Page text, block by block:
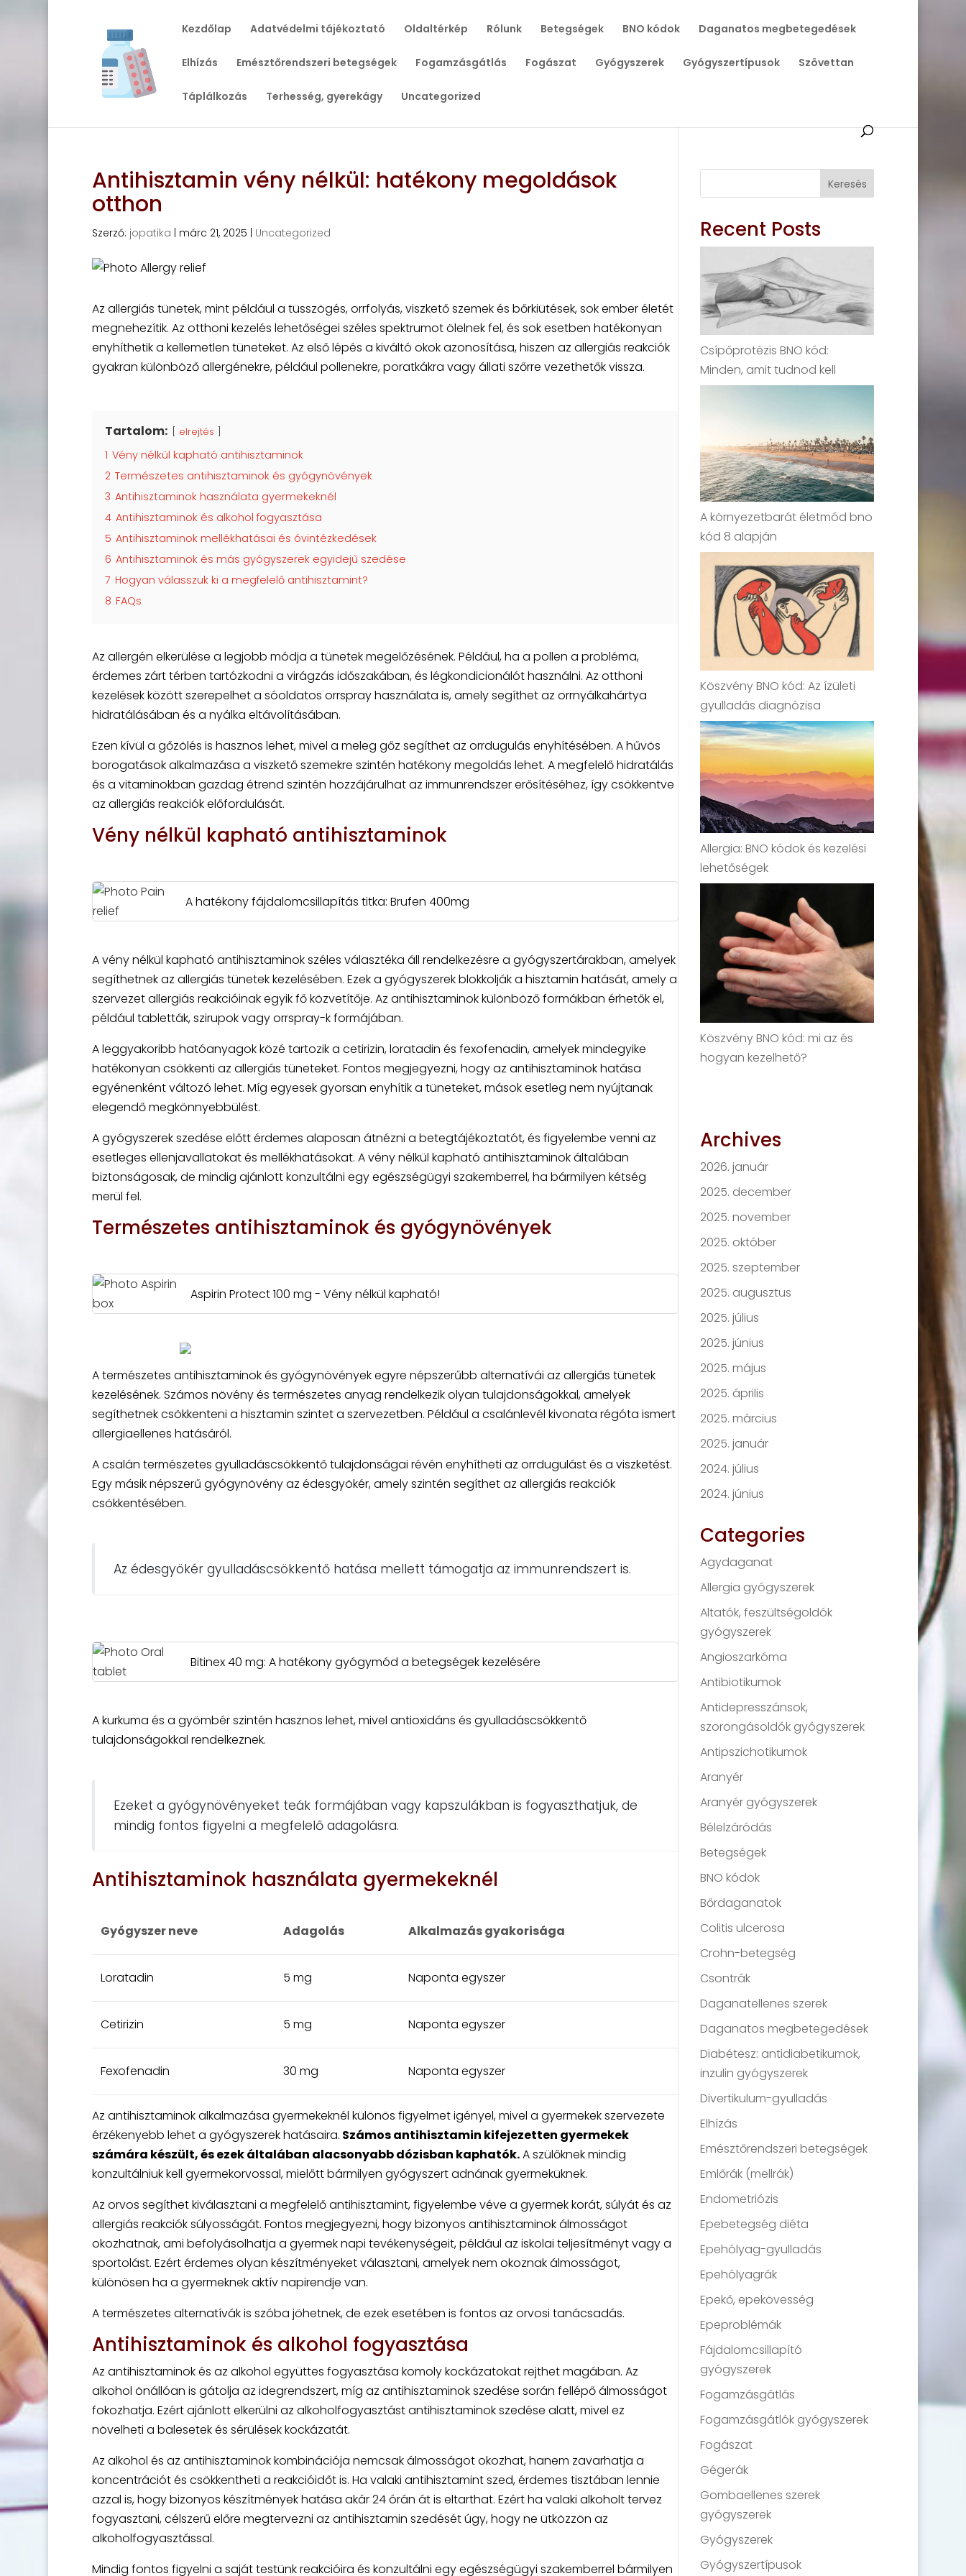
Kezdőlap Adatvédelmi tájékoztató Oldaltérkép Rólunk Betegségek BNO kódok Daganatos megbetegedések
Elhízás Emésztőrendszeri betegségek Fogamzásgátlás Fogászat Gyógyszerek Gyógyszertípusok Szövettan
Táplálkozás Terhesség, gyerekágy Uncategorized
Antihisztamin vény nélkül: hatékony megoldások
otthon
Szerző: jopatika márc 21, 2025 Uncategorized
Az allergiás tünetek, mint például a tüsszögés, orrfolyás, viszkető szemek és bőrkiütések, sok ember életét
megnehezítik. Az otthoni kezelés lehetőségei széles spektrumot ölelnek fel, és sok esetben hatékonyan
enyhíthetik a kellemetlen tüneteket. Az első lépés a kiváltó okok azonosítása, hiszen az allergiás reakciók
gyakran különböző allergénekre, például pollenekre, poratkákra vagy állati szőrre vezethetők vissza.
Tartalom: elrejtés
1 Vény nélkül kapható antihisztaminok
2 Természetes antihisztaminok és gyógynövények
3 Antihisztaminok használata gyermekeknél
4 Antihisztaminok és alkohol fogyasztása
5 Antihisztaminok mellékhatásai és óvintézkedések
6 Antihisztaminok és más gyógyszerek egyidejű szedése
7 Hogyan válasszuk ki a megfelelő antihisztamint?
8 FAQs
Az allergén elkerülése a legjobb módja a tünetek megelőzésének. Például, ha a pollen a probléma,
érdemes zárt térben tartózkodni a virágzás időszakában, és légkondicionálót használni. Az otthoni
kezelések között szerepelhet a sóoldatos orrspray használata is, amely segíthet az orrnyálkahártya
hidratálásában és a nyálka eltávolításában.
Ezen kívül a gőzölés is hasznos lehet, mivel a meleg gőz segíthet az orrdugulás enyhítésében. A hűvös
borogatások alkalmazása a viszkető szemekre szintén hatékony megoldás lehet. A megfelelő hidratálás
és a vitaminokban gazdag étrend szintén hozzájárulhat az immunrendszer erősítéséhez, így csökkentve
az allergiás reakciók előfordulását.
Vény nélkül kapható antihisztaminok
A hatékony fájdalomcsillapítás titka: Brufen 400mg
A vény nélkül kapható antihisztaminok széles választéka áll rendelkezésre a gyógyszertárakban, amelyek
segíthetnek az allergiás tünetek kezelésében. Ezek a gyógyszerek blokkolják a hisztamin hatását, amely a
szervezet allergiás reakcióinak egyik fő közvetítője. Az antihisztaminok különböző formákban érhetők el,
például tabletták, szirupok vagy orrspray-k formájában.
A leggyakoribb hatóanyagok közé tartozik a cetirizin, loratadin és fexofenadin, amelyek mindegyike
hatékonyan csökkenti az allergiás tüneteket. Fontos megjegyezni, hogy az antihisztaminok hatása
egyénenként változó lehet. Míg egyesek gyorsan enyhítik a tüneteket, mások esetleg nem nyújtanak
elegendő megkönnyebbülést.
A gyógyszerek szedése előtt érdemes alaposan átnézni a betegtájékoztatót, és figyelembe venni az
esetleges ellenjavallatokat és mellékhatásokat. A vény nélkül kapható antihisztaminok általában
biztonságosak, de mindig ajánlott konzultálni egy egészségügyi szakemberrel, ha bármilyen kétség
merül fel.
Természetes antihisztaminok és gyógynövények
Aspirin Protect 100 mg - Vény nélkül kapható!
A természetes antihisztaminok és gyógynövények egyre népszerűbb alternatívái az allergiás tünetek
kezelésének. Számos növény és természetes anyag rendelkezik olyan tulajdonságokkal, amelyek
segíthetnek csökkenteni a hisztamin szintet a szervezetben. Például a csalánlevél kivonata régóta ismert
allergiaellenes hatásáról.
A csalán természetes gyulladáscsökkentő tulajdonságai révén enyhítheti az orrdugulást és a viszketést.
Egy másik népszerű gyógynövény az édesgyökér, amely szintén segíthet az allergiás reakciók
csökkentésében.
Az édesgyökér gyulladáscsökkentő hatása mellett támogatja az immunrendszert is.
Bitinex 40 mg: A hatékony gyógymód a betegségek kezelésére
A kurkuma és a gyömbér szintén hasznos lehet, mivel antioxidáns és gyulladáscsökkentő
tulajdonságokkal rendelkeznek.
Ezeket a gyógynövényeket teák formájában vagy kapszulákban is fogyaszthatjuk, de
mindig fontos figyelni a megfelelő adagolásra.
Antihisztaminok használata gyermekeknél
Gyógyszer neve Adagolás Alkalmazás gyakorisága
Loratadin 5 mg Naponta egyszer
Cetirizin 5 mg Naponta egyszer
Fexofenadin 30 mg Naponta egyszer
Az antihisztaminok alkalmazása gyermekeknél különös figyelmet igényel, mivel a gyermekek szervezete
érzékenyebb lehet a gyógyszerek hatásaira. Számos antihisztamin kifejezetten gyermekek
számára készült, és ezek általában alacsonyabb dózisban kaphatók.A szülőknek mindig
konzultálniuk kell gyermekorvossal, mielőtt bármilyen gyógyszert adnának gyermeküknek.
Az orvos segíthet kiválasztani a megfelelő antihisztamint, figyelembe véve a gyermek korát, súlyát és az
allergiás reakciók súlyosságát. Fontos megjegyezni, hogy bizonyos antihisztaminok álmosságot
okozhatnak, ami befolyásolhatja a gyermek napi tevékenységeit, például az iskolai teljesítményt vagy a
sportolást. Ezért érdemes olyan készítményeket választani, amelyek nem okoznak álmosságot,
különösen ha a gyermeknek aktív napirendje van.
A természetes alternatívák is szóba jöhetnek, de ezek esetében is fontos az orvosi tanácsadás.
Antihisztaminok és alkohol fogyasztása
Az antihisztaminok és az alkohol együttes fogyasztása komoly kockázatokat rejthet magában. Az
alkohol önállóan is gátolja az idegrendszert, míg az antihisztaminok szedése során fellépő álmosságot
fokozhatja. Ezért ajánlott elkerülni az alkoholfogyasztást antihisztaminok szedése alatt, mivel ez
növelheti a balesetek és sérülések kockázatát.
Az alkohol és az antihisztaminok kombinációja nemcsak álmosságot okozhat, hanem zavarhatja a
koncentrációt és csökkentheti a reakcióidőt is. Ha valaki antihisztamint szed, érdemes tisztában lennie
azzal is, hogy bizonyos készítmények hatása akár 24 órán át is eltarthat. Ezért ha valaki alkoholt tervez
fogyasztani, célszerű előre megtervezni az antihisztamin szedését úgy, hogy ne ütközzön az
alkoholfogyasztással.
Mindig fontos figyelni a saját testünk reakcióira és konzultálni egy egészségügyi szakemberrel bármilyen
Keresés
Recent Posts
Csípőprotézis BNO kód:
Minden, amit tudnod kell
A környezetbarát életmód bno
kód 8 alapján
Köszvény BNO kód: Az ízületi
gyulladás diagnózisa
Allergia: BNO kódok és kezelési
lehetőségek
Köszvény BNO kód: mi az és
hogyan kezelhető?
Archives
2026. január
2025. december
2025. november
2025. október
2025. szeptember
2025. augusztus
2025. július
2025. június
2025. május
2025. április
2025. március
2025. január
2024. július
2024. június
Categories
Agydaganat
Allergia gyógyszerek
Altatók, feszültségoldók
gyógyszerek
Angioszarkóma
Antibiotikumok
Antidepresszánsok,
szorongásoldók gyógyszerek
Antipszichotikumok
Aranyér
Aranyér gyógyszerek
Bélelzáródás
Betegségek
BNO kódok
Bőrdaganatok
Colitis ulcerosa
Crohn-betegség
Csontrák
Daganatellenes szerek
Daganatos megbetegedések
Diabétesz: antidiabetikumok,
inzulin gyógyszerek
Divertikulum-gyulladás
Elhízás
Emésztőrendszeri betegségek
Emlőrák (mellrák)
Endometriózis
Epebetegség diéta
Epehólyag-gyulladás
Epehólyagrák
Epekő, epekövesség
Epeproblémák
Fájdalomcsillapító
gyógyszerek
Fogamzásgátlás
Fogamzásgátlók gyógyszerek
Fogászat
Gégerák
Gombaellenes szerek
gyógyszerek
Gyógyszerek
Gyógyszertípusok